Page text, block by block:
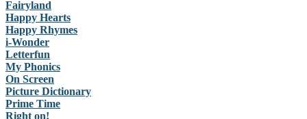
Fairyland
Happy Hearts
Happy Rhymes
i-Wonder
Letterfun
My Phonics
On Screen
Picture Dictionary
Prime Time
Right on!